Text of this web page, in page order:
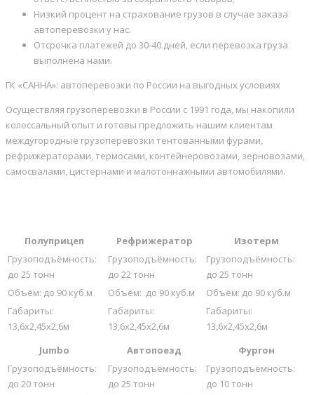
Низкий процент на страхование грузов в случае заказа
автоперевозки у нас.
Отсрочка платежей до 30-40 дней, если перевозка груза
выполнена нами.
ГК «САННА»: автоперевозки по России на выгодных условиях
Осуществляя грузоперевозки в России с 1991 года, мы накопили
колоссальный опыт и готовы предложить нашим клиентам
междугородные грузоперевозки тентованными фурами,
рефрижераторами, термосами, контейнеровозами, зерновозами,
самосвалами, цистернами и малотоннажными автомобилями.
Полуприцеп Рефрижератор
Изотерм
Грузоподъёмность:
до 25 тонн
Грузоподъёмность:
до 22 тонн
Грузоподъёмность:
до 25 тонн
Объём: до 90 куб.м
Объём: до 90 куб.м
Объём: до 90 куб.м
Габариты:
13,6х2,45х2,6м
Габариты:
13,6х2,45х2,6м
Габариты:
13,6х2,45х2,6м
Jumbo
Автопоезд
Фургон
Грузоподъёмность:
до 20 тонн
Грузоподъёмность:
до 25 тонн
Грузоподъёмность:
до 10 тонн